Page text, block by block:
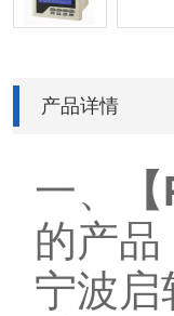
产品详情
一、 【
的产品
宁波启